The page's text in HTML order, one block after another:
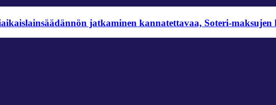
jatkaminen kannatettavaa, Soteri-